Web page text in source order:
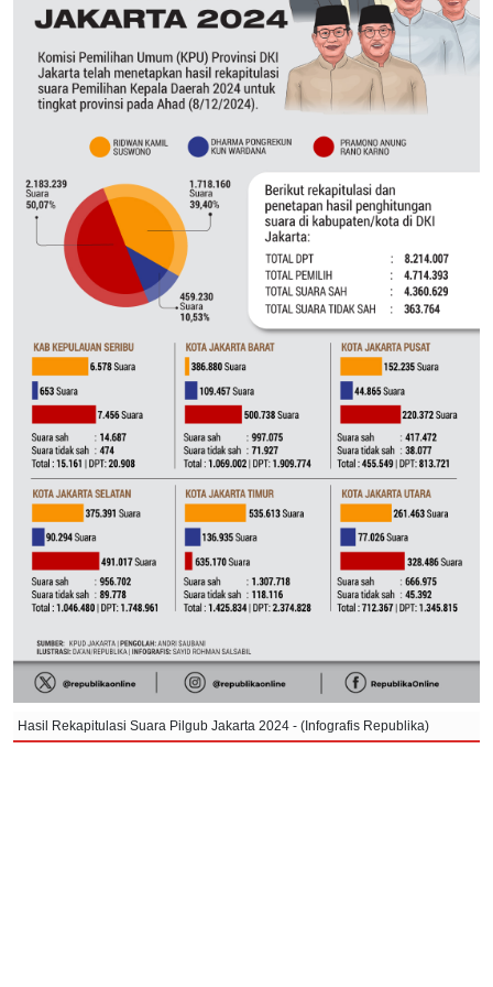
Hasil Rekapitulasi Suara Pilgub Jakarta 2024 - (Infografis Republika)